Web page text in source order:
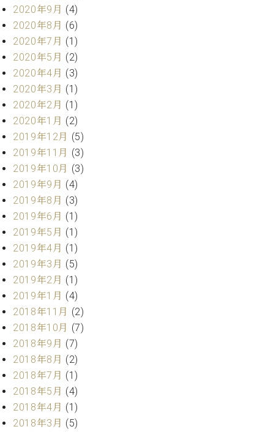
ア
フ
タ
ー
ー
ビ
ス
(調
律)
律
師
紹
介
調
律
金
表
お
問
い
わ
せ
尾山調律師のブ
ログ Die
Musikgasse（音
楽の小道）
2020年9月 (4)
2020年8月 (6)
2020年7月 (1)
2020年5月 (2)
2020年4月 (3)
2020年3月 (1)
2020年2月 (1)
2020年1月 (2)
2019年12月 (5)
2019年11月 (3)
2019年10月 (3)
2019年9月 (4)
2019年8月 (3)
2019年6月 (1)
2019年5月 (1)
2019年4月 (1)
2019年3月 (5)
2019年2月 (1)
2019年1月 (4)
2018年11月 (2)
2018年10月 (7)
2018年9月 (7)
2018年8月 (2)
2018年7月 (1)
2018年5月 (4)
2018年4月 (1)
2018年3月 (5)